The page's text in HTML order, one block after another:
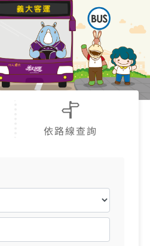
依路線查詢